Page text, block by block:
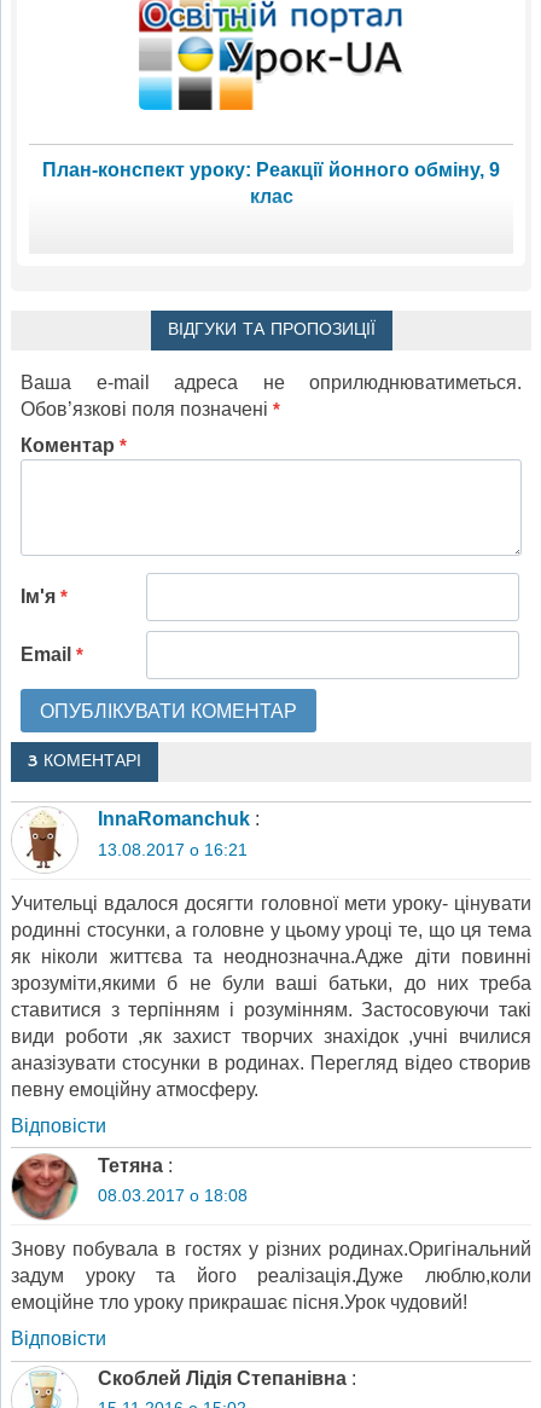
План-конспект уроку: Реакції йонного обміну, 9
клас
ВІДГУКИ ТА ПРОПОЗИЦІЇ
Ваша e-mail адреса не оприлюднюватиметься.
Обов’язкові поля позначені *
Коментар *
Ім'я *
Email *
3 КОМЕНТАРІ
InnaRomanchuk :
13.08.2017 о 16:21
Учительці вдалося досягти головної мети уроку- цінувати
родинні стосунки, а головне у цьому уроці те, що ця тема
як ніколи життєва та неоднозначна.Адже діти повинні
зрозуміти,якими б не були ваші батьки, до них треба
ставитися з терпінням і розумінням. Застосовуючи такі
види роботи ,як захист творчих знахідок ,учні вчилися
аназізувати стосунки в родинах. Перегляд відео створив
певну емоційну атмосферу.
Відповіcти
Тетяна :
08.03.2017 о 18:08
Знову побувала в гостях у різних родинах.Оригінальний
задум уроку та його реалізація.Дуже люблю,коли
емоційне тло уроку прикрашає пісня.Урок чудовий!
Відповіcти
Скоблей Лідія Степанівна :